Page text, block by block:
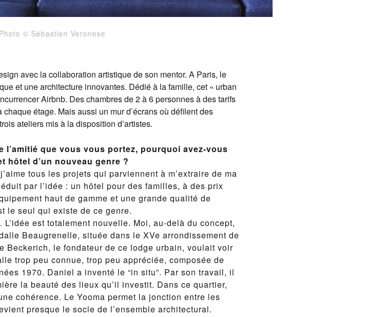
Sébastien Veronese
avec la collaboration artistique de son mentor. A Paris, le
et une architecture innovantes. Dédié à la famille, cet « urban
Airbnb. Des chambres de 2 à 6 personnes à des tarifs
étage. Mais aussi un mur d’écrans où défilent des
ateliers mis à la disposition d’artistes.
l’amitié que vous vous portez, pourquoi avez-vous
hôtel d’un nouveau genre ?
tous les projets qui parviennent à m’extraire de ma
par l’idée : un hôtel pour des familles, à des prix
haut de gamme et une grande qualité de
le seul qui existe de ce genre.
L’idée est totalement nouvelle. Moi, au-delà du concept,
Beaugrenelle, située dans le XVe arrondissement de
Beckerich, le fondateur de ce lodge urbain, voulait voir
trop peu connue, trop peu appréciée, composée de
1970. Daniel a inventé le “in situ”. Par son travail, il
la beauté des lieux qu’il investit. Dans ce quartier,
cohérence. Le Yooma permet la jonction entre les
presque le socle de l’ensemble architectural.